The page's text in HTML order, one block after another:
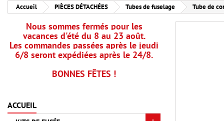
Accueil PIÈCES DÉTACHÉES Tubes de fuselage Tube de
Nous sommes fermés pour les
vacances d'été du 8 au 23 août.
Les commandes passées après le jeudi
6/8 seront expédiées après le 24/8.
BONNES FÊTES !
ACCUEIL